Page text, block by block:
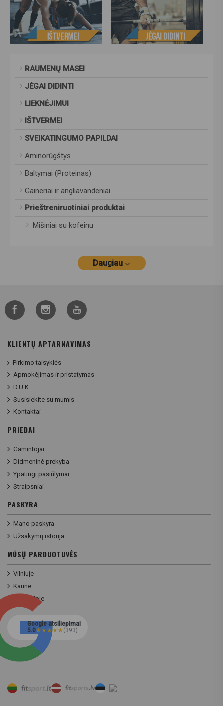
RAUMENŲ MASEI
JĖGAI DIDINTI
LIEKNĖJIMUI
IŠTVERMEI
SVEIKATINGUMO PAPILDAI
Aminorūgštys
Baltymai (Proteinas)
Gaineriai ir angliavandeniai
Prieštreniruotiniai produktai
Mišiniai su kofeinu
Daugiau
KLIENTŲ APTARNAVIMAS
Pirkimo taisyklės
Apmokėjimas ir pristatymas
D.U.K
Susisiekite su mumis
Kontaktai
PRIEDAI
Gamintojai
Didmeninė prekyba
Ypatingi pasiūlymai
Straipsniai
PASKYRA
Mano paskyra
Užsakymų istorija
MŪSŲ PARDUOTUVĖS
Vilniuje
Kaune
Klaipėdoje
Google atsiliepimai
5.0★★★★★(393)